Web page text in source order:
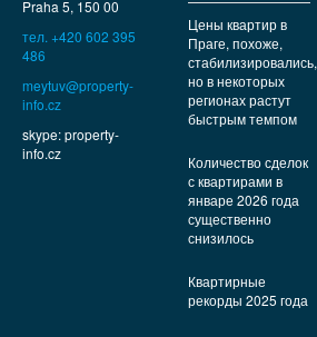
Praha 5, 150 00
тел. +420 602 395
486
meytuv@property-
info.cz
skype: property-
info.cz
Цены квартир в
Праге, похоже,
стабилизировались,
но в некоторых
регионах растут
быстрым темпом
Количество сделок
с квартирами в
январе 2026 года
существенно
снизилось
Квартирные
рекорды 2025 года